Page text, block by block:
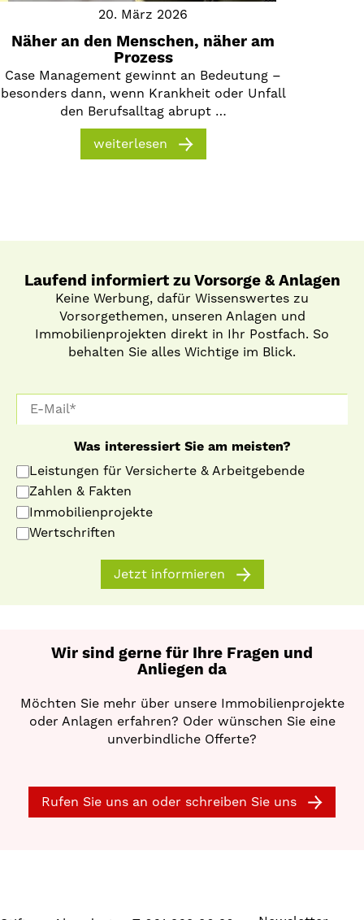
20. März 2026
Näher an den Menschen, näher am
Prozess
Case Management gewinnt an Bedeutung –
besonders dann, wenn Krankheit oder Unfall
den Berufsalltag abrupt …
weiterlesen
Laufend informiert zu Vorsorge & Anlagen
Keine Werbung, dafür Wissenswertes zu
Vorsorgethemen, unseren Anlagen und
Immobilienprojekten direkt in Ihr Postfach. So
behalten Sie alles Wichtige im Blick.
Was interessiert Sie am meisten?
Leistungen für Versicherte & Arbeitgebende
Zahlen & Fakten
Immobilienprojekte
Wertschriften
Jetzt informieren
Wir sind gerne für Ihre Fragen und
Anliegen da
Möchten Sie mehr über unsere Immobilienprojekte
oder Anlagen erfahren? Oder wünschen Sie eine
unverbindliche Offerte?
Rufen Sie uns an oder schreiben Sie uns